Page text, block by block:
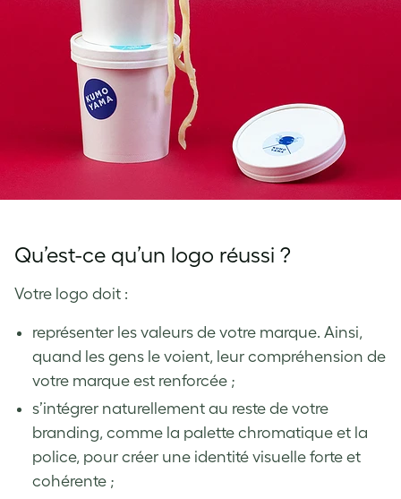
Qu’est-ce qu’un logo réussi ?
Votre logo doit :
représenter les valeurs de votre marque. Ainsi,
quand les gens le voient, leur compréhension de
votre marque est renforcée ;
s’intégrer naturellement au reste de votre
branding, comme la palette chromatique et la
police, pour créer une identité visuelle forte et
cohérente ;